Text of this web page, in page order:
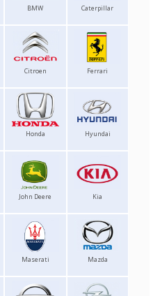
BMW Caterpillar
Citroen Ferrari
Honda Hyundai
John Deere Kia
Maserati Mazda